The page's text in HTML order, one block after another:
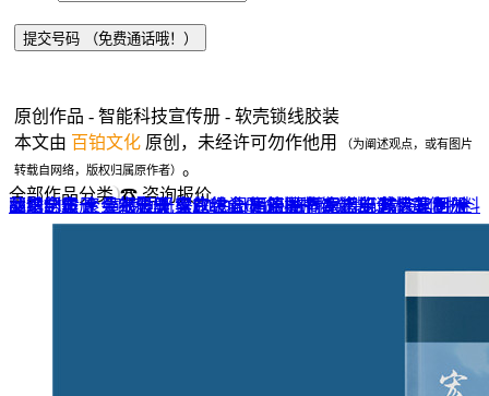
原创作品 - 智能科技宣传册 - 软壳锁线胶装
本文由 百铂文化 原创，未经许可勿作他用
（为阐述观点，或有图片
转载自网络，版权归属原作者） 。
全部作品分类 ☎ 咨询报价
品牌全案 ▼ 宣传画册 VI+LOGO 企业刊物 包装设计 宣传物料
网站UI设计 导视设计 餐饮设计 酒店品牌设计 纪念相册 ▼
企业纪念册 聚会纪念册 毕业纪念册 领导/同事相册 成人礼相册
战友纪念册 个人影集 家庭/生日相册 旅行纪念册 精装定制 ▼
菜谱制作 企业邮册 光盘包装盒 高端楼书 家谱族谱 家具画册